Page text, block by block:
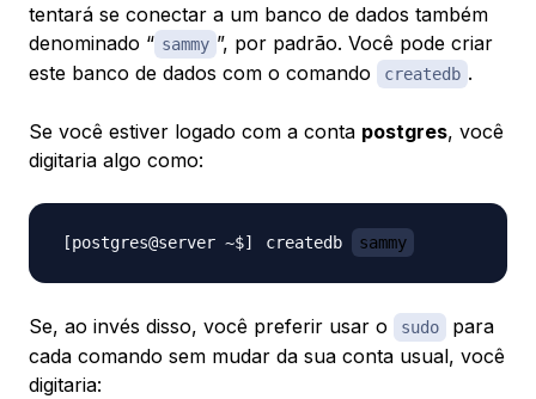
tentará se conectar a um banco de dados também
denominado “ sammy ”, por padrão. Você pode criar
este banco de dados com o comando
createdb .
Se você estiver logado com a conta postgres, você
digitaria algo como:
createdb sammy
Se, ao invés disso, você preferir usar o sudo
para
cada comando sem mudar da sua conta usual, você
digitaria: